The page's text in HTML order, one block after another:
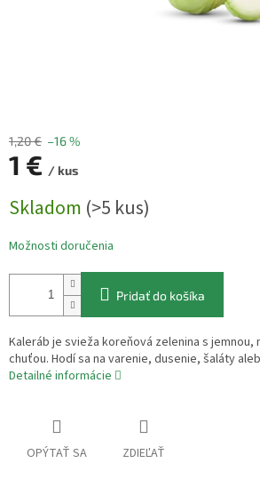
1,20 € –16 %
1 € / kus
cena:
Skladom (>5 kus)
Možnosti doručenia
Pridať do košíka
Kaleráb je svieža koreňová zelenina s jemnou,
chuťou. Hodí sa na varenie, dusenie, šaláty
Detailné informácie
OPÝTAŤ SA ZDIEĽAŤ